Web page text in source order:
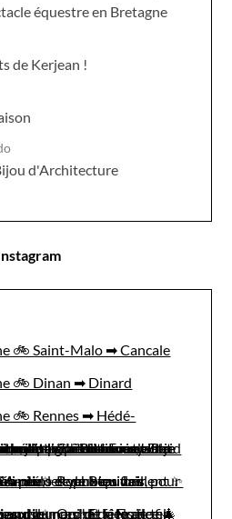
équestre en Bretagne
de Kerjean !
d'Architecture